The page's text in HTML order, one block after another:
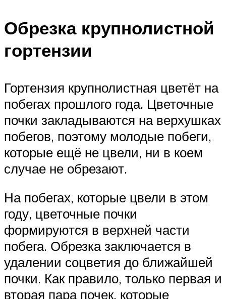
Обрезка крупнолистной
гортензии
Гортензия крупнолистная цветёт на
побегах прошлого года. Цветочные
почки закладываются на верхушках
побегов, поэтому молодые побеги,
которые ещё не цвели, ни в коем
случае не обрезают.
На побегах, которые цвели в этом
году, цветочные почки
формируются в верхней части
побега. Обрезка заключается в
удалении соцветия до ближайшей
почки. Как правило, только первая и
вторая пара почек, которые